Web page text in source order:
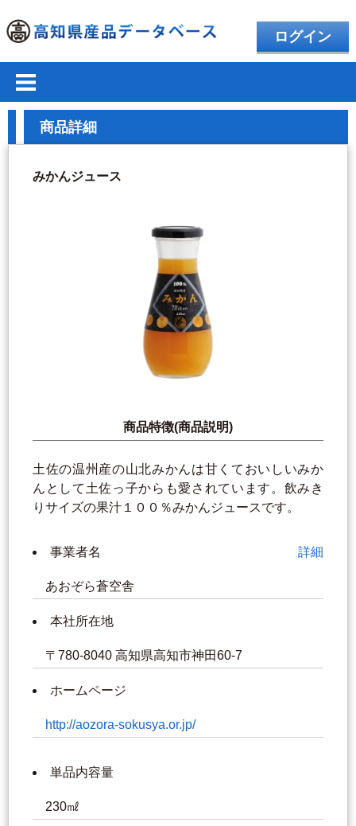
ログイン
商品詳細
みかんジュース
商品特徴(商品説明)
土佐の温州産の山北みかんは甘くておいしいみか
んとして土佐っ子からも愛されています。飲みき
りサイズの果汁１００％みかんジュースです。
事業者名 詳細
あおぞら蒼空舎
本社所在地
〒780-8040 高知県高知市神田60‐7
ホームページ
http://aozora-sokusya.or.jp/
単品内容量
230㎖